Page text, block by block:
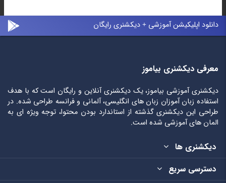
دانلود اپلیکیشن آموزشی + دیکشنری رایگان
معرفی دیکشنری بیاموز
دیکشنری آموزشی بیاموز، یک دیکشنری آنلاین و رایگان است که با هدف
استفاده زبان آموزان زبان های انگلیسی، آلمانی و فرانسه طراحی شده. در
طراحی این دیکشنری گذشته از استاندارد بودن محتوا، توجه ویژه ای به
المان های آموزشی شده است.
دیکشنری ها
دسترسی سریع